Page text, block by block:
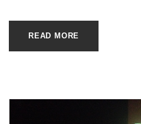
READ MORE